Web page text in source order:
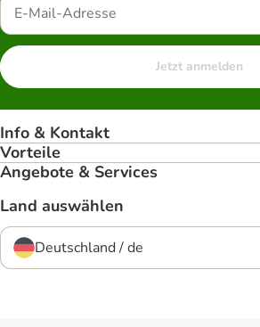
Jetzt anmelden
Info & Kontakt
Vorteile
Angebote & Services
Land auswählen
Deutschland / de